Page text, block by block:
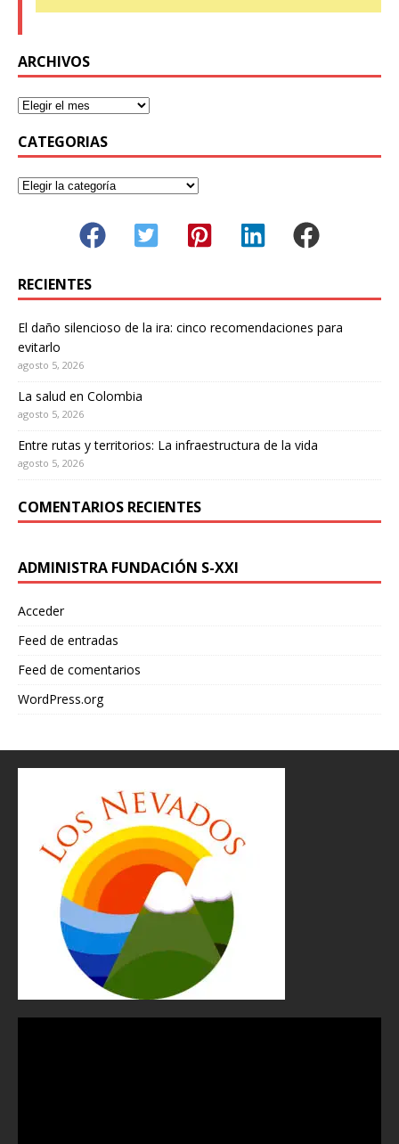
ARCHIVOS
CATEGORIAS
RECIENTES
El daño silencioso de la ira: cinco recomendaciones para
evitarlo
agosto 5, 2026
La salud en Colombia
agosto 5, 2026
Entre rutas y territorios: La infraestructura de la vida
agosto 5, 2026
COMENTARIOS RECIENTES
ADMINISTRA FUNDACIÓN S-XXI
Acceder
Feed de entradas
Feed de comentarios
WordPress.org